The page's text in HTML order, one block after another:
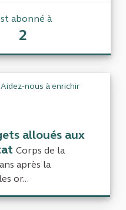
abonné à
2
Aidez-nous à enrichir
alloués aux
Corps de la
après la
or...